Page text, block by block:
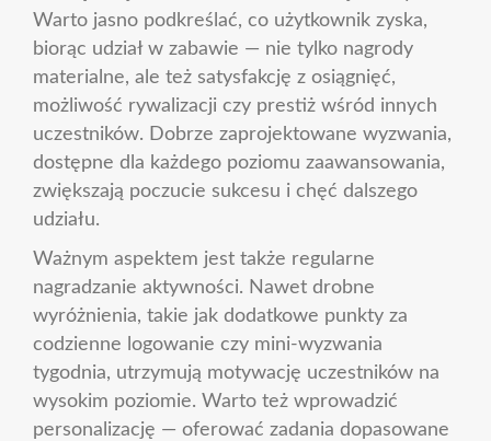
Warto jasno podkreślać, co użytkownik zyska,
biorąc udział w zabawie — nie tylko nagrody
materialne, ale też satysfakcję z osiągnięć,
możliwość rywalizacji czy prestiż wśród innych
uczestników. Dobrze zaprojektowane wyzwania,
dostępne dla każdego poziomu zaawansowania,
zwiększają poczucie sukcesu i chęć dalszego
udziału.
Ważnym aspektem jest także regularne
nagradzanie aktywności. Nawet drobne
wyróżnienia, takie jak dodatkowe punkty za
codzienne logowanie czy mini-wyzwania
tygodnia, utrzymują motywację uczestników na
wysokim poziomie. Warto też wprowadzić
personalizację — oferować zadania dopasowane